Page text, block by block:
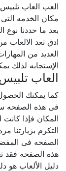
العب العاب تلبيس
مكان الخدمه التى
بعد ما حددنا نوع
ادق تعد الالعاب
العديد من
الإستجابه لذلك
العاب تلبيس
كما يمكنك
فى هذه الصفحه
المكان فإذا كانت
التكرم بزيارتنا
الصفحه فى
هذه الصفحه فقد
دليل الألعاب هو